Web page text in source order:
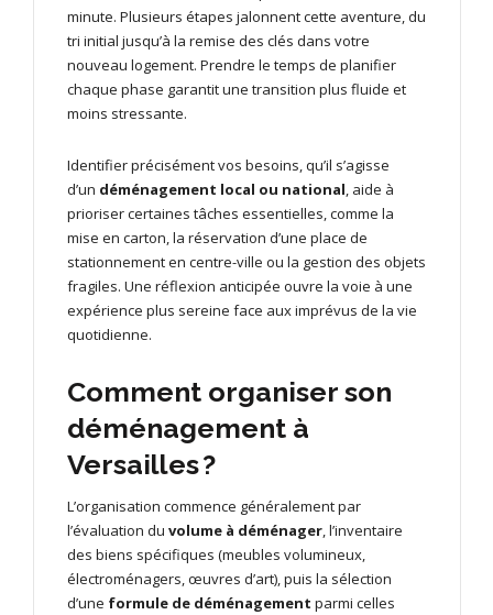
minute. Plusieurs étapes jalonnent cette aventure, du
tri initial jusqu’à la remise des clés dans votre
nouveau logement. Prendre le temps de planifier
chaque phase garantit une transition plus fluide et
moins stressante.
Identifier précisément vos besoins, qu’il s’agisse
d’un déménagement local ou national, aide à
prioriser certaines tâches essentielles, comme la
mise en carton, la réservation d’une place de
stationnement en centre-ville ou la gestion des objets
fragiles. Une réflexion anticipée ouvre la voie à une
expérience plus sereine face aux imprévus de la vie
quotidienne.
Comment organiser son
déménagement à
Versailles ?
L’organisation commence généralement par
l’évaluation du volume à déménager, l’inventaire
des biens spécifiques (meubles volumineux,
électroménagers, œuvres d’art), puis la sélection
d’une formule de déménagement parmi celles